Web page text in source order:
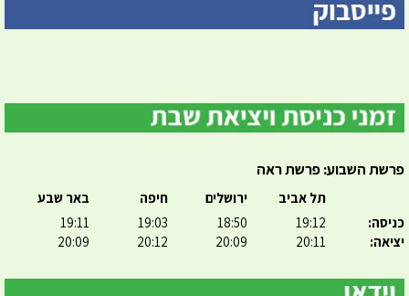
פרשת השבוע: פרשת ראה
כניסה:
יציאה:
תל אביב
19:12
20:11
ירושלים
18:50
20:09
חיפה
19:03
20:12
באר שבע
19:11
20:09